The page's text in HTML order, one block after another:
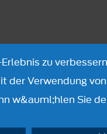
zu
Verwendung
w&auml;hlen Sie